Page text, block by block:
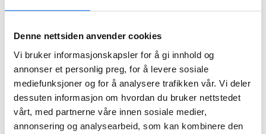
Denne nettsiden anvender cookies
Vi bruker informasjonskapsler for å gi innhold og
annonser et personlig preg, for å levere sosiale
mediefunksjoner og for å analysere trafikken vår. Vi deler
dessuten informasjon om hvordan du bruker nettstedet
vårt, med partnerne våre innen sosiale medier,
annonsering og analysearbeid, som kan kombinere den